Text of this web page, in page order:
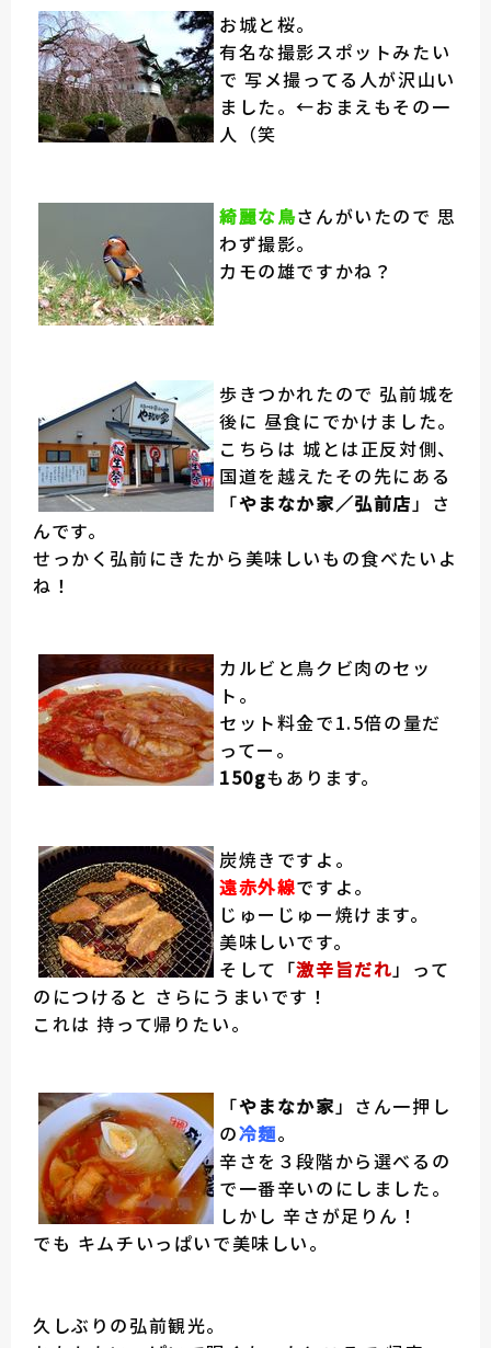
お城と桜。
有名な撮影スポットみたい
で 写メ撮ってる人が沢山い
ました。←おまえもその一
人（笑
綺麗な鳥さんがいたので 思
わず撮影。
カモの雄ですかね？
歩きつかれたので 弘前城を
後に 昼食にでかけました。
こちらは 城とは正反対側、
国道を越えたその先にある
「やまなか家／弘前店」さ
んです。
せっかく弘前にきたから美味しいもの食べたいよ
ね！
カルビと鳥クビ肉のセッ
ト。
セット料金で1.5倍の量だ
ってー。
150gもあります。
炭焼きですよ。
遠赤外線ですよ。
じゅーじゅー焼けます。
美味しいです。
そして「激辛旨だれ」って
のにつけると さらにうまいです！
これは 持って帰りたい。
「やまなか家」さん一押し
の冷麺。
辛さを３段階から選べるの
で一番辛いのにしました。
しかし 辛さが足りん！
でも キムチいっぱいで美味しい。
久しぶりの弘前観光。